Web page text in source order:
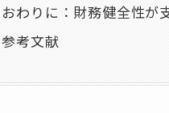
おわりに：財務健全性が
参考文献